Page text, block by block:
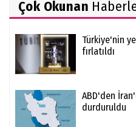
Çok Okunan
Türkiye'nin
fırlatıldı
ABD'den
durduruldu